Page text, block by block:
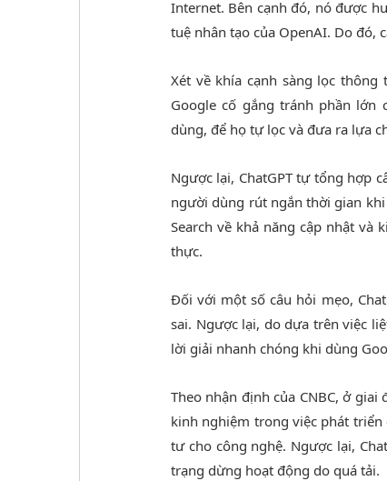
Internet. Bên cạnh đó, nó được
tuệ nhân tạo của OpenAI. Do đó,
Xét về khía cạnh sàng lọc
Google cố gắng tránh phần lớn
dùng, để họ tự lọc và đưa ra lựa
Ngược lại, ChatGPT tự tổng hợp
người dùng rút ngắn thời gian
Search về khả năng cập nhật
thực.
Đối với một số câu hỏi mẹo,
sai. Ngược lại, do dựa trên việc
lời giải nhanh chóng khi dùng
Theo nhận định của CNBC, ở
kinh nghiệm trong việc phát
tư cho công nghệ. Ngược lại,
trạng dừng hoạt động do quá tải.